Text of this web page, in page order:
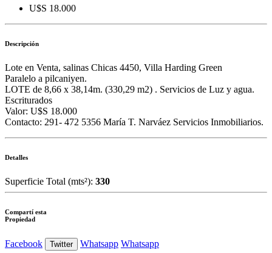
U$S 18.000
Descripción
Lote en Venta, salinas Chicas 4450, Villa Harding Green
Paralelo a pilcaniyen.
LOTE de 8,66 x 38,14m. (330,29 m2) . Servicios de Luz y agua.
Escriturados
Valor: U$S 18.000
Contacto: 291- 472 5356 María T. Narváez Servicios Inmobiliarios.
Detalles
Superficie Total (mts²): 330
Compartí esta
Propiedad
Facebook Twitter Whatsapp Whatsapp